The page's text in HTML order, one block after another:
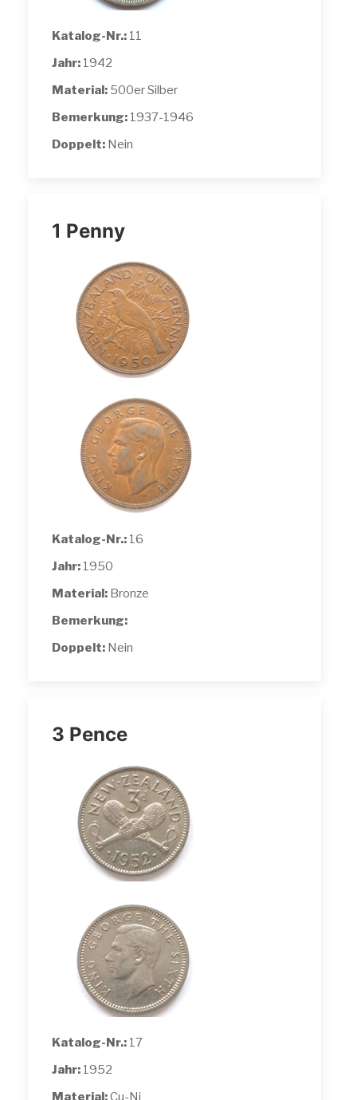
Katalog-Nr.: 11
Jahr: 1942
Material: 500er Silber
Bemerkung: 1937-1946
Doppelt: Nein
1 Penny
Katalog-Nr.: 16
Jahr: 1950
Material: Bronze
Bemerkung:
Doppelt: Nein
3 Pence
Katalog-Nr.: 17
Jahr: 1952
Material:Cu-Ni